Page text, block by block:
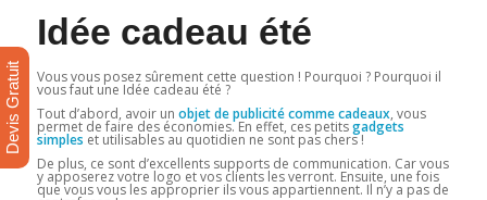
Idée cadeau été
Vous vous posez sûrement cette question ! Pourquoi ? Pourquoi il
vous faut une Idée cadeau été ?
Tout d’abord, avoir un objet de publicité comme cadeaux, vous
permet de faire des économies. En effet, ces petitsgadgets
simples et utilisables au quotidien ne sont pas chers !
De plus, ce sont d’excellents supports de communication. Car vous
y apposerez votre logo et vos clients les verront. Ensuite, une fois
que vous vous les approprier ils vous appartiennent. Il n’y a pas de
Devis Gratuit